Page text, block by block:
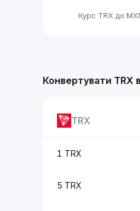
Курс TRX до
Конвертувати TRX
TRX
1 TRX
5 TRX